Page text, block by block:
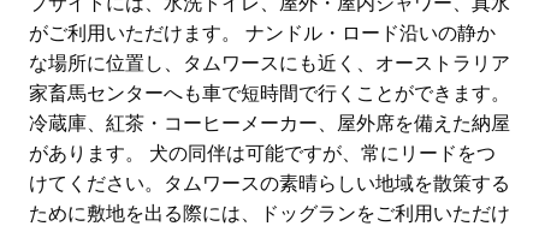
がご利用いただけます。 ナンドル・ロード沿いの静か
な場所に位置し、タムワースにも近く、オーストラリア
家畜馬センターへも車で短時間で行くことができます。
冷蔵庫、紅茶・コーヒーメーカー、屋外席を備えた納屋
があります。 犬の同伴は可能ですが、常にリードをつ
けてください。タムワースの素晴らしい地域を散策する
ために敷地を出る際には、ドッグランをご利用いただけ